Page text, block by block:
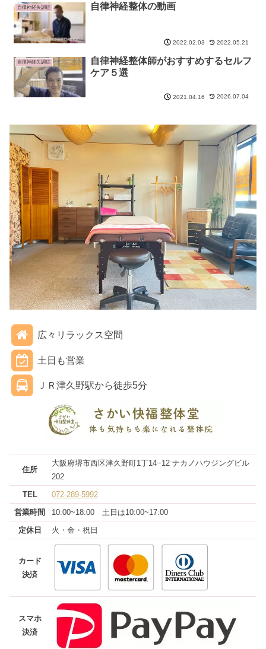
自律神経失調症 自律神経整体の動画
2022.02.03 2022.05.21
自律神経失調症
自律神経整体師がおすすめするセルフ
ケア５選
2021.04.16 2026.07.04
広々リラックス空間
土日も営業
ＪＲ津久野駅から徒歩5分
住所
大阪府堺市西区津久野町1丁14−12 ナカノハウジングビル
202
TEL
072-289-5992
営業時間
10:00~18:00 土日は10:00~17:00
定休日
火・金・祝日
カード
決済
スマホ
決済